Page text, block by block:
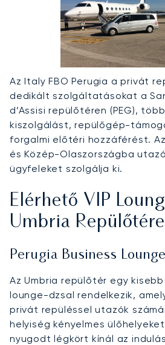
Az Italy FBO Perugia a privát
dedikált szolgáltatásokat a
d’Assisi repülőtéren (PEG),
kiszolgálást, repülőgép-
forgalmi előtéri hozzáférést.
és Közép-Olaszországba
ügyfeleket szolgálja ki.
Elérhető VIP
Umbria
Perugia Business Lounge
Az Umbria repülőtér egy
lounge-dzsal rendelkezik,
privát repüléssel utazók
helyiség kényelmes
nyugodt légkört kínál az